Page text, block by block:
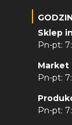
Sklep
Pn-pt:
Market
Pn-pt:
Pn-pt: